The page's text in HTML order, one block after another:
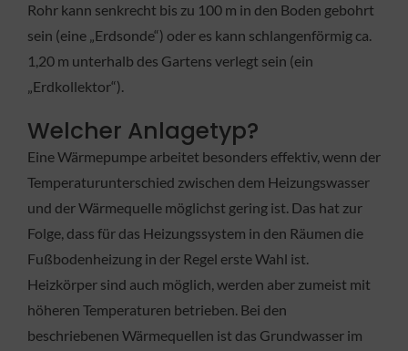
Rohr kann senkrecht bis zu 100 m in den Boden gebohrt
sein (eine „Erdsonde“) oder es kann schlangenförmig ca.
1,20 m unterhalb des Gartens verlegt sein (ein
„Erdkollektor“).
Welcher Anlagetyp?
Eine Wärmepumpe arbeitet besonders effektiv, wenn der
Temperaturunterschied zwischen dem Heizungswasser
und der Wärmequelle möglichst gering ist. Das hat zur
Folge, dass für das Heizungssystem in den Räumen die
Fußbodenheizung in der Regel erste Wahl ist.
Heizkörper sind auch möglich, werden aber zumeist mit
höheren Temperaturen betrieben. Bei den
beschriebenen Wärmequellen ist das Grundwasser im